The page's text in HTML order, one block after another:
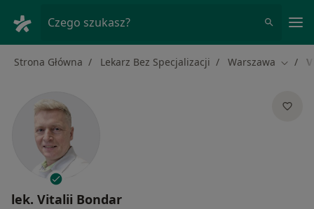
Czego szukasz?
Strona Główna Lekarz Bez Specjalizacji Warszawa Zmień
lek. Vitalii Bondar